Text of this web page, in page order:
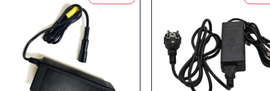
Аэрофотокамеры
Тахеометры